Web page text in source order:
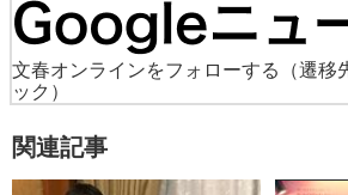
文春オンラインをフォローする
（遷
ック）
関連記事